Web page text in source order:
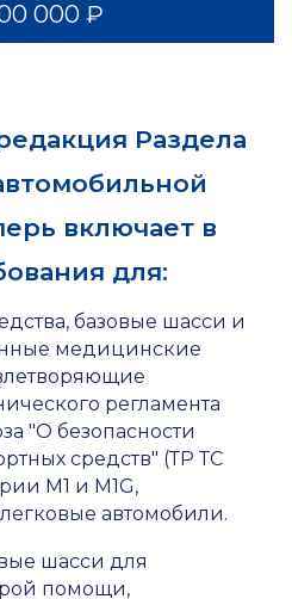
000 ₽
Раздела
включает в
для:
базовые шасси и
медицинские
регламента
"О безопасности
средств" (ТР ТС
M1 и M1G,
автомобили.
шасси для
помощи,